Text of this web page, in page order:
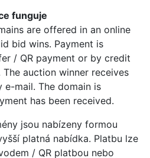
funguje
are offered in an online
bid wins. Payment is
/ QR payment or by credit
auction winner receives
mail. The domain is
has been received.
jsou nabízeny formou
platná nabídka. Platbu lze
/ QR platbou nebo